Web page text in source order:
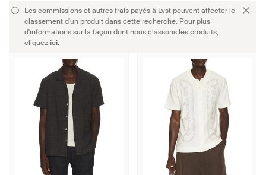
Les commissions et autres frais payés à Lyst peuvent affecter le
classement d'un produit dans cette recherche. Pour plus
d'informations sur la façon dont nous classons les produits,
cliquezici.